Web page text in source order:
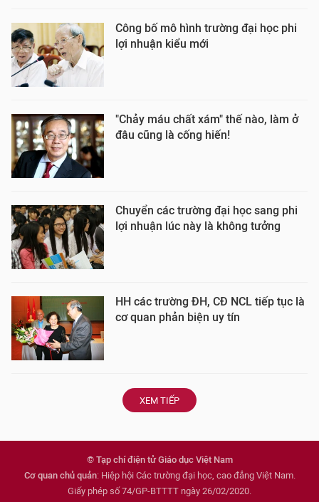
Công bố mô hình trường đại học phi
lợi nhuận kiểu mới
"Chảy máu chất xám" thế nào, làm ở
đâu cũng là cống hiến!
Chuyển các trường đại học sang phi
lợi nhuận lúc này là không tưởng
HH các trường ĐH, CĐ NCL tiếp tục là
cơ quan phản biện uy tín
XEM TIẾP
© Tạp chí điện tử Giáo dục Việt Nam
Cơ quan chủ quản: Hiệp hội Các trường đại học, cao đẳng Việt Nam.
Giấy phép số 74/GP-BTTTT ngày 26/02/2020.